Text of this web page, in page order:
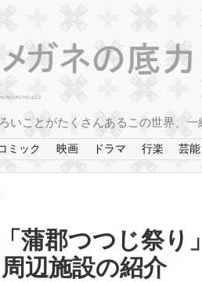
いことがたくさんあるこの世界、一
ミック 映画 ドラマ 行楽 芸能
蒲郡つつじ祭り
辺施設の紹介